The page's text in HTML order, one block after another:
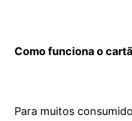
Como funciona o
Para muitos